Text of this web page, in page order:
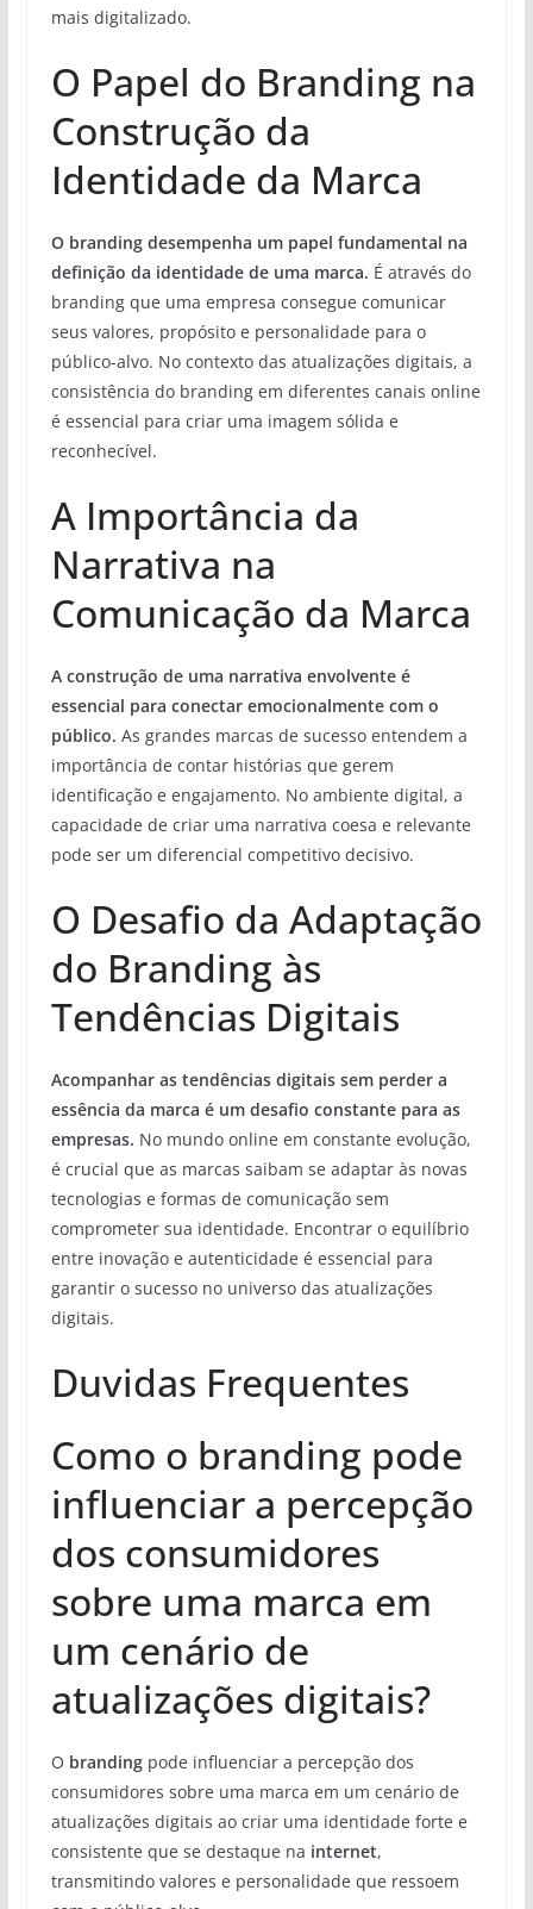
mais digitalizado.
O Papel do Branding na
Construção da
Identidade da Marca
O branding desempenha um papel fundamental na
definição da identidade de uma marca. É através do
branding que uma empresa consegue comunicar
seus valores, propósito e personalidade para o
público-alvo. No contexto das atualizações digitais, a
consistência do branding em diferentes canais online
é essencial para criar uma imagem sólida e
reconhecível.
A Importância da
Narrativa na
Comunicação da Marca
A construção de uma narrativa envolvente é
essencial para conectar emocionalmente com o
público. As grandes marcas de sucesso entendem a
importância de contar histórias que gerem
identificação e engajamento. No ambiente digital, a
capacidade de criar uma narrativa coesa e relevante
pode ser um diferencial competitivo decisivo.
O Desafio da Adaptação
do Branding às
Tendências Digitais
Acompanhar as tendências digitais sem perder a
essência da marca é um desafio constante para as
empresas. No mundo online em constante evolução,
é crucial que as marcas saibam se adaptar às novas
tecnologias e formas de comunicação sem
comprometer sua identidade. Encontrar o equilíbrio
entre inovação e autenticidade é essencial para
garantir o sucesso no universo das atualizações
digitais.
Duvidas Frequentes
Como o branding pode
influenciar a percepção
dos consumidores
sobre uma marca em
um cenário de
atualizações digitais?
O brandingpode influenciar a percepção dos
consumidores sobre uma marca em um cenário de
atualizações digitais ao criar uma identidade forte e
consistente que se destaque na internet,
transmitindo valores e personalidade que ressoem